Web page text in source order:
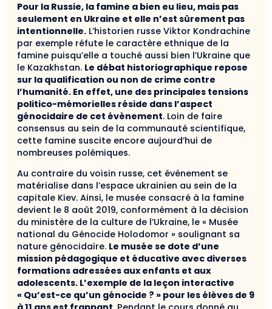
Pour la Russie, la famine a bien eu lieu, mais pas
seulement en Ukraine et elle n’est sûrement pas
intentionnelle. L’historien russe Viktor Kondrachine
par exemple réfute le caractère ethnique de la
famine puisqu’elle a touché aussi bien l’Ukraine que
le Kazakhstan. Le débat historiographique repose
sur la qualification ou non de crime contre
l’humanité. En effet, une des principales tensions
politico-mémorielles réside dans l’aspect
génocidaire de cet évènement. Loin de faire
consensus au sein de la communauté scientifique,
cette famine suscite encore aujourd’hui de
nombreuses polémiques.
Au contraire du voisin russe, cet événement se
matérialise dans l’espace ukrainien au sein de la
capitale Kiev. Ainsi, le musée consacré à la famine
devient le 8 août 2019, conformément à la décision
du ministère de la culture de l’Ukraine, le « Musée
national du Génocide Holodomor » soulignant sa
nature génocidaire. Le musée se dote d’une
mission pédagogique et éducative avec diverses
formations adressées aux enfants et aux
adolescents. L’exemple de la leçon interactive
« Qu’est-ce qu’un génocide ? » pour les élèves de 9